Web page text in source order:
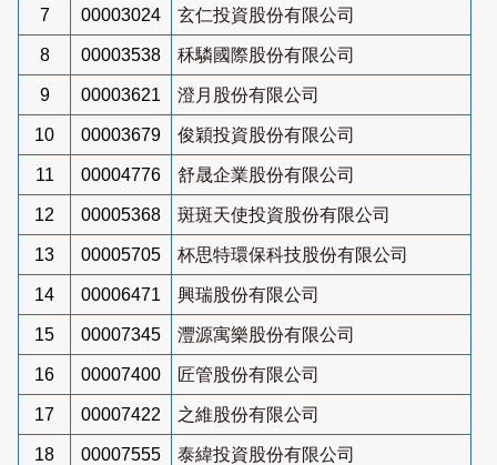
7 00003024 玄仁投資股份有限公司
8 00003538 秝驎國際股份有限公司
9 00003621 澄月股份有限公司
10 00003679 俊穎投資股份有限公司
11 00004776 舒晟企業股份有限公司
12 00005368 斑斑天使投資股份有限公司
13 00005705 杯思特環保科技股份有限公司
14 00006471 興瑞股份有限公司
15 00007345 灃源寓樂股份有限公司
16 00007400 匠管股份有限公司
17 00007422 之維股份有限公司
18 00007555 泰緯投資股份有限公司